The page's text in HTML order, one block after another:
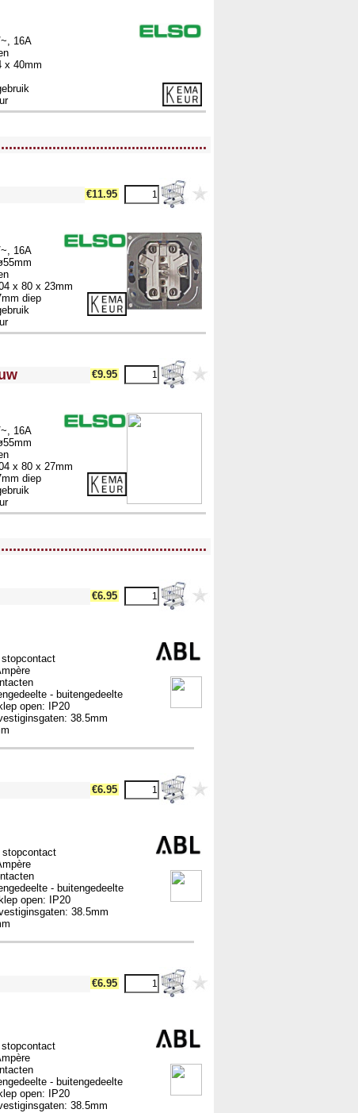
16A
x 40mm
€11.95
16A
x 80 x 23mm
diep
€9.95
16A
x 80 x 27mm
diep
€6.95
stopcontact
- buitengedeelte
open: IP20
38.5mm
€6.95
stopcontact
- buitengedeelte
open: IP20
38.5mm
€6.95
stopcontact
- buitengedeelte
open: IP20
38.5mm